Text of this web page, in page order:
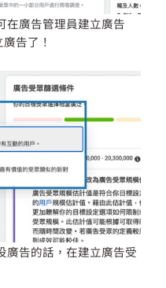
在廣告管理員建立廣告
告了！
廣告的話，在建立廣告受